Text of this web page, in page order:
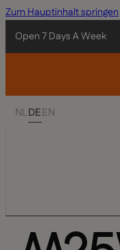
Zum Hauptinhalt springen
Open 7 Days A Week
NLDEEN